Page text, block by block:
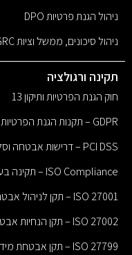
ניהול הגנת פרטיות DPO
ניהול סיכונים, ממשל וציות GRC
תקינה ורגולציה
חוק הגנת הפרטיות ותיקון 13
GDPR – תקנות הגנת הפרטיות של האיחוד האירופי
PCI DSS – דרישות אבטחה וסליקה של חברות אשראי
ISO Compliance – תקינה בעולמות אבטחת המידע
ISO 27001 – תקן לניהול אבטחת מידע
ISO 27002 – תקן הנחיות אבטחת מידע
ISO 27799 – תקן אבטחת מידע לארגוני בריאות